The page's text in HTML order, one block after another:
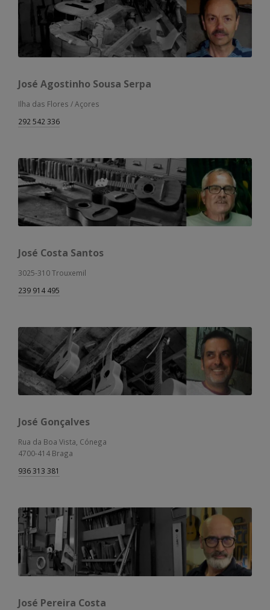
José Agostinho Sousa Serpa
Ilha das Flores / Açores
292 542 336
José Costa Santos
3025-310 Trouxemil
239 914 495
José Gonçalves
Rua da Boa Vista, Cónega
4700-414 Braga
936 313 381
José Pereira Costa